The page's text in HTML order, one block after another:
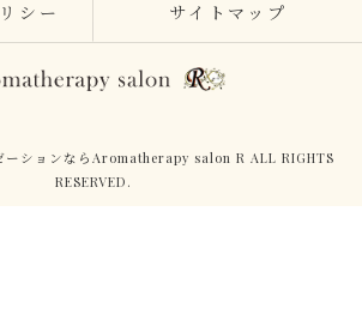
シー サイトマップ
ーションならAromatherapy salon R ALL RIGHTS
RESERVED.